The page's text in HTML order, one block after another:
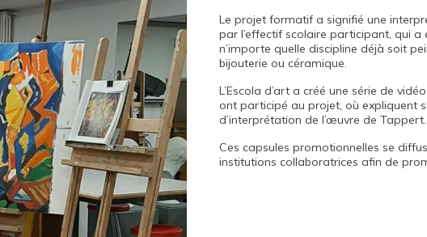
Le projet formatif a signifié une
par l’effectif scolaire participant, qui
n’importe quelle discipline déjà soit
bijouterie ou céramique.
L’Escola d’art a créé une série de
ont participé au projet, où expliquent
d’interprétation de l’œuvre de Tappert.
Ces capsules promotionnelles se
institutions collaboratrices afin de